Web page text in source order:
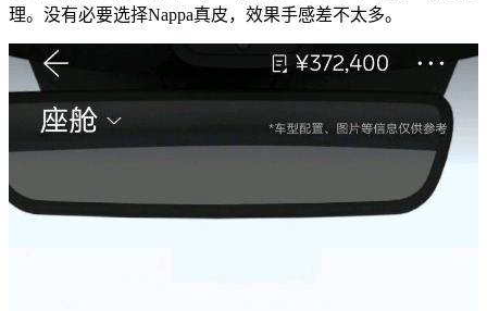
理。没有必要选择Nappa真皮，效果手感差不太多。